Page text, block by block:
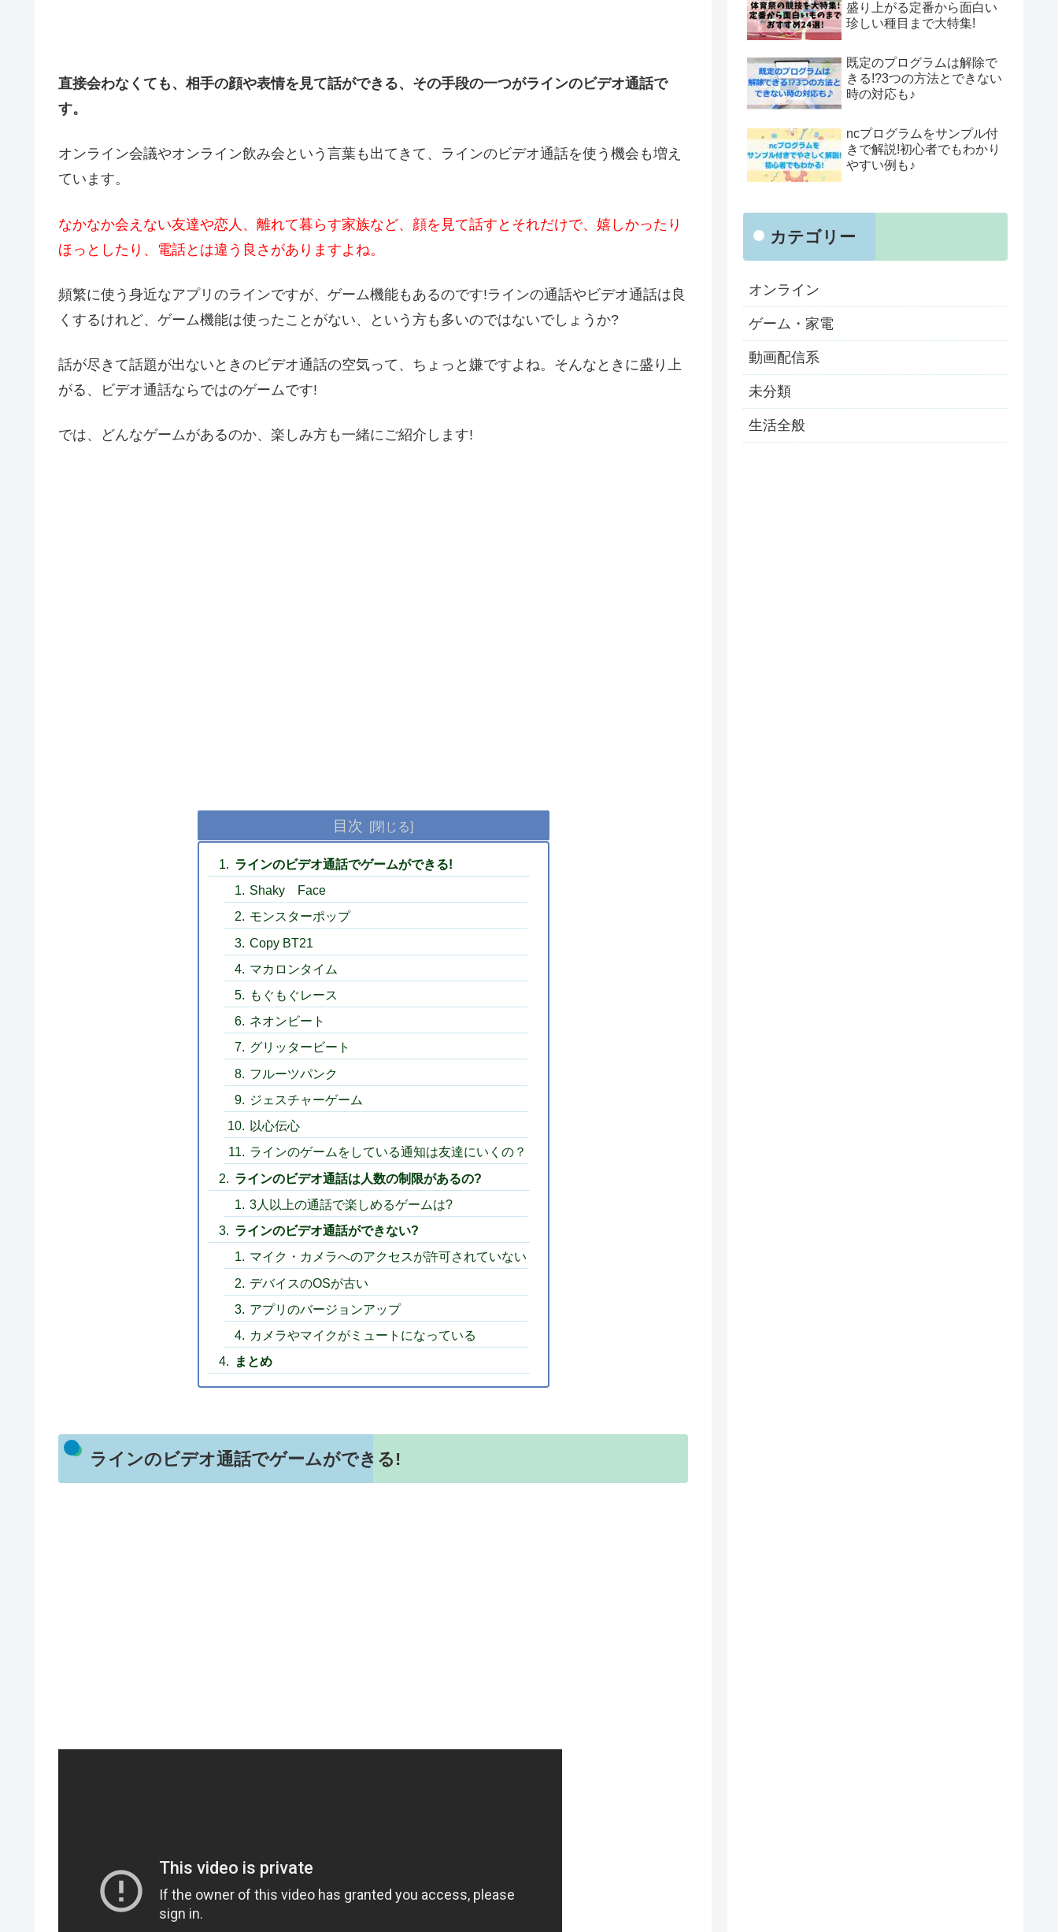
直接会わなくても、相手の顔や表情を見て話ができる、その手段の一つがラインのビデオ通話で
す。
オンライン会議やオンライン飲み会という言葉も出てきて、ラインのビデオ通話を使う機会も増え
ています。
なかなか会えない友達や恋人、離れて暮らす家族など、顔を見て話すとそれだけで、嬉しかったり
ほっとしたり、電話とは違う良さがありますよね。
頻繁に使う身近なアプリのラインですが、ゲーム機能もあるのです!ラインの通話やビデオ通話は良
くするけれど、ゲーム機能は使ったことがない、という方も多いのではないでしょうか?
話が尽きて話題が出ないときのビデオ通話の空気って、ちょっと嫌ですよね。そんなときに盛り上
がる、ビデオ通話ならではのゲームです!
では、どんなゲームがあるのか、楽しみ方も一緒にご紹介します!
目次
ラインのビデオ通話でゲームができる!
Shaky Face
モンスターポップ
Copy BT21
マカロンタイム
もぐもぐレース
ネオンビート
グリッタービート
フルーツパンク
ジェスチャーゲーム
以心伝心
ラインのゲームをしている通知は友達にいくの？
ラインのビデオ通話は人数の制限があるの?
3人以上の通話で楽しめるゲームは?
ラインのビデオ通話ができない?
マイク・カメラへのアクセスが許可されていない
デバイスのOSが古い
アプリのバージョンアップ
カメラやマイクがミュートになっている
まとめ
ラインのビデオ通話でゲームができる!
盛り上がる定番から面白い
珍しい種目まで大特集!
既定のプログラムは解除で
きる!?3つの方法とできない
時の対応も♪
ncプログラムをサンプル付
きで解説!初心者でもわかり
やすい例も♪
カテゴリー
オンライン
ゲーム・家電
動画配信系
未分類
生活全般